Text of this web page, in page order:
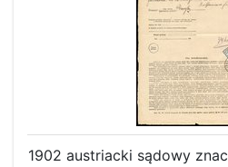
1902 austriacki sądowy